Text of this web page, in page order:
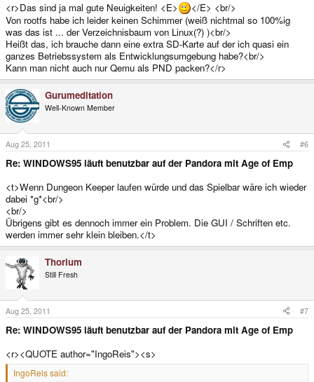
<r>Das sind ja mal gute Neuigkeiten! <E>
</E> <br/>
Von rootfs habe ich leider keinen Schimmer (weiß nichtmal so 100%ig
was das ist ... der Verzeichnisbaum von Linux(?) )<br/>
Heißt das, ich brauche dann eine extra SD-Karte auf der ich quasi ein
ganzes Betriebssystem als Entwicklungsumgebung habe?<br/>
Kann man nicht auch nur Qemu als PND packen?</r>
Gurumeditation
Well-Known Member
Aug 25, 2011 #6
Re: WINDOWS95 läuft benutzbar auf der Pandora mit Age of Emp
<t>Wenn Dungeon Keeper laufen würde und das Spielbar wäre ich wieder
dabei *g*<br/>
<br/>
Übrigens gibt es dennoch immer ein Problem. Die GUI / Schriften etc.
werden immer sehr klein bleiben.</t>
Thorium
Still Fresh
Aug 25, 2011 #7
Re: WINDOWS95 läuft benutzbar auf der Pandora mit Age of Emp
<r><QUOTE author="IngoReis"><s>
IngoReis said: